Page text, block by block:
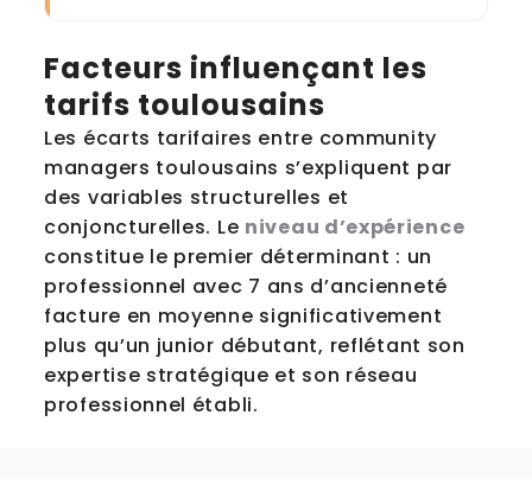
Facteurs influençant les
tarifs toulousains
Les écarts tarifaires entre community
managers toulousains s’expliquent par
des variables structurelles et
conjoncturelles. Le niveau d’expérience
constitue le premier déterminant : un
professionnel avec 7 ans d’ancienneté
facture en moyenne significativement
plus qu’un junior débutant, reflétant son
expertise stratégique et son réseau
professionnel établi.